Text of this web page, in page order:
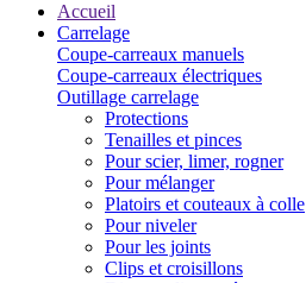
Accueil
Carrelage
Coupe-carreaux manuels
Coupe-carreaux électriques
Outillage carrelage
Protections
Tenailles et pinces
Pour scier, limer, rogner
Pour mélanger
Platoirs et couteaux à colle
Pour niveler
Pour les joints
Clips et croisillons